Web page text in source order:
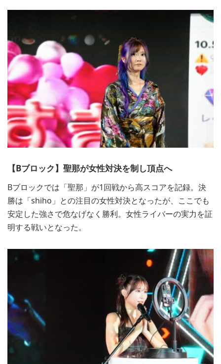
【Bブロック】聖那が女性対決を制し頂点へ
Bブロックでは「聖那」が1回戦から高スコアを記録。決
勝は「shiho」との注目の女性対決となったが、ここでも
安定した強さで危なげなく勝利。女性ライバーの実力を証
明する戦いとなった。